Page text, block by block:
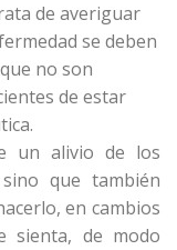
de averiguar
se deben
no son
de estar
un alivio de los
que también
en cambios
sienta, de modo